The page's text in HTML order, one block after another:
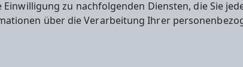
zu nachfolgenden Diensten, die Sie
über die Verarbeitung Ihrer